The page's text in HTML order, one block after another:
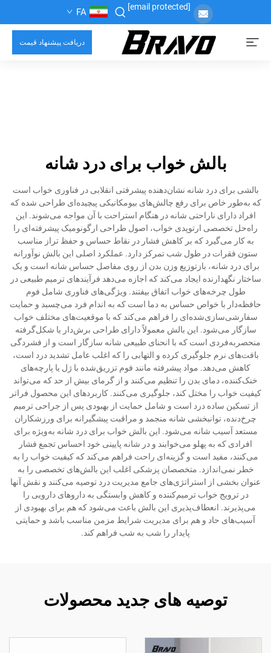
[email protected]
FA
دریافت پیشنهاد قیمت
بالش خواب برای درد شانه
بالشی برای درد شانه نشان‌دهنده پیشرفتی انقلابی در فناوری خواب است
که به‌طور خاص برای رفع چالش‌های بیومکانیکی پیچیده‌ای طراحی شده که
افراد دارای ناراحتی شانه در هنگام استراحت با آن مواجه می‌شوند. این
راه‌حل تخصصی ارتوپدی خواب، اصول طراحی ارگونومیک پیشرفته‌ای را
به کار می‌گیرد که بر کاهش فشار در نقاط حساس و حفظ تراز مناسب
ستون فقرات در طول شب تمرکز دارد. عملکرد اصلی این بالش نوآورانه
برای درد شانه، بازتوزیع وزن بدن از روی مفاصل حساس شانه است و یک
ساختار نگهدارنده ایجاد می‌کند که اجازه می‌دهد فرآیندهای ترمیم طبیعی در
طول چرخه‌های خواب اتفاق بیفتند. ویژگی‌های فناوری شامل فوم
حافظه‌دار با خواص حساس به دما است که به اندام فرد می‌چسبد و حمایت
سفارشی‌سازی‌شده‌ای را فراهم می‌کند که با موقعیت‌های مختلف خواب
سازگار می‌شود. این بالش معمولاً دارای طراحی برش‌دار یا شکل‌گرفته
منحصربه‌فردی است که با انحنای طبیعی شانه سازگار است و از فشردگی
بافت‌های نرم جلوگیری کرده و التهابی را که اغلب عامل تشدید درد است،
کاهش می‌دهد. مواد پیشرفته مانند فوم تزریق‌شده با ژل یا پارچه‌های
خنک‌کننده، دمای بدن را تنظیم می‌کنند و از گرمای بیش از حد که می‌تواند
کیفیت خواب را مختل کند، جلوگیری می‌کنند. کاربردهای این محصول فراتر
از تسکین ساده درد است و شامل حمایت از بهبودی پس از جراحی ترمیم
چرخ‌دنده، توانبخشی شانه منجمد و مراقبت پیشگیرانه برای ورزشکاران
مستعد آسیب شانه می‌شود. این بالش خواب برای درد شانه به‌ویژه برای
افرادی که به پهلو می‌خوابند و در شانه پایینی خود احساس تجمع فشار
می‌کنند، مفید است و گزینه‌ای راحت فراهم می‌کند که کیفیت خواب را به
خطر نمی‌اندازد. متخصصان پزشکی اغلب این بالش‌های تخصصی را به
عنوان بخشی از استراتژی‌های جامع مدیریت درد توصیه می‌کنند و نقش آنها
در ترویج خواب ترمیم‌کننده و کاهش وابستگی به داروهای دارویی را
می‌پذیرند. انعطاف‌پذیری این بالش باعث می‌شود که هم برای بهبودی از
آسیب‌های حاد و هم برای مدیریت شرایط مزمن مناسب باشد و حمایتی
پایدار را شب به شب فراهم کند.
توصیه های جدید محصولات